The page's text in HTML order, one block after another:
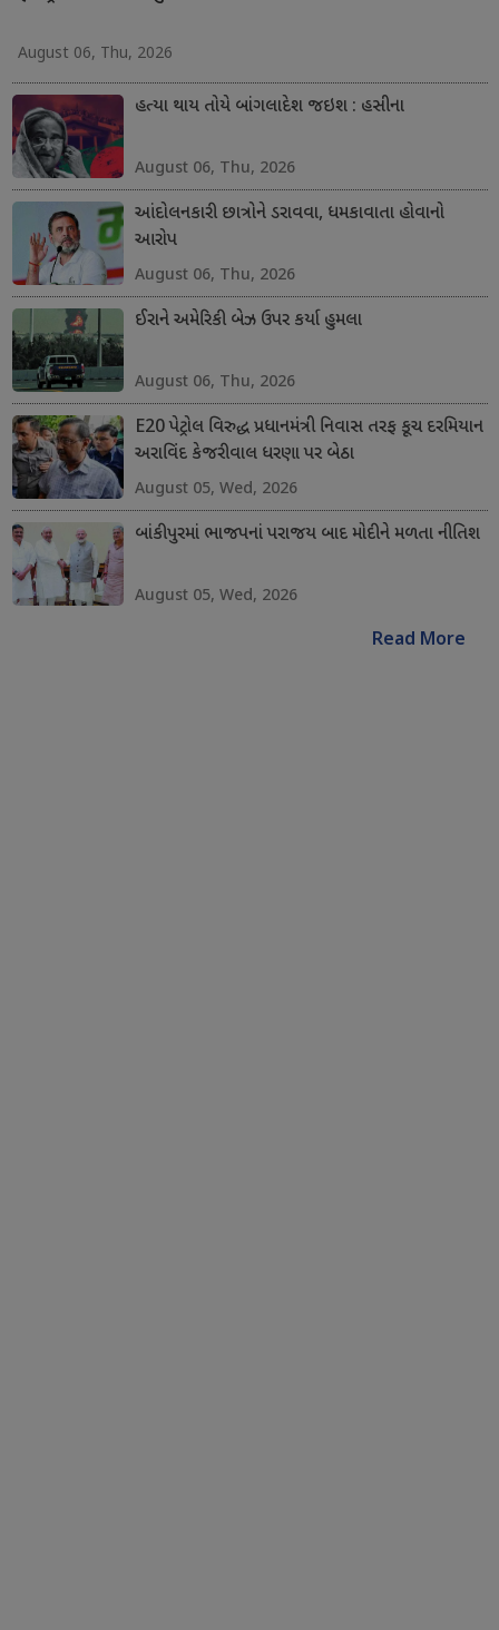
August 06, Thu, 2026
હત્યા થાય તોયે બાંગલાદેશ જઇશ : હસીના
August 06, Thu, 2026
આંદોલનકારી છાત્રોને ડરાવવા, ધમકાવાતા હોવાનો
આરોપ
August 06, Thu, 2026
ઈરાને અમેરિકી બેઝ ઉપર કર્યા હુમલા
August 06, Thu, 2026
E20 પેટ્રોલ વિરુદ્ધ પ્રધાનમંત્રી નિવાસ તરફ કૂચ દરમિયાન
અરાવિંદ કેજરીવાલ ધરણા પર બેઠા
August 05, Wed, 2026
બાંકીપુરમાં ભાજપનાં પરાજય બાદ મોદીને મળતા નીતિશ
August 05, Wed, 2026
Read More